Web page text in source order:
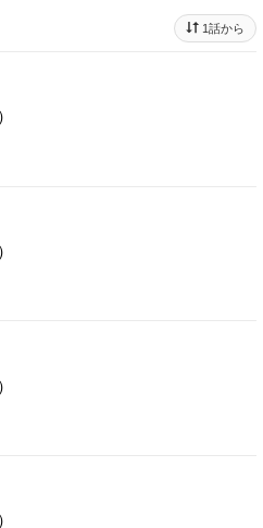
1話から